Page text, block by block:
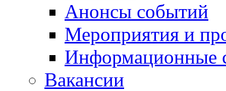
Анонсы событий
Мероприятия и
Информационные
Вакансии